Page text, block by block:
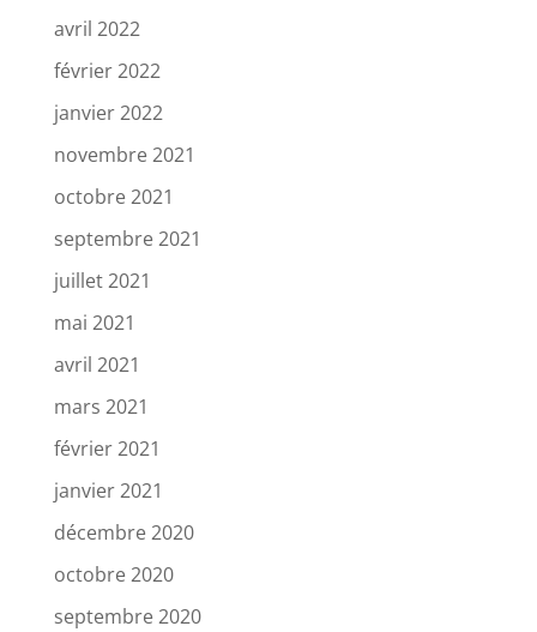
avril 2022
février 2022
janvier 2022
novembre 2021
octobre 2021
septembre 2021
juillet 2021
mai 2021
avril 2021
mars 2021
février 2021
janvier 2021
décembre 2020
octobre 2020
septembre 2020